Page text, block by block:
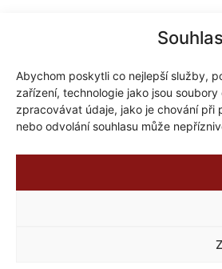
Abychom poskytli co nejlepší služby,
zařízení, technologie jako jsou
zpracovávat údaje, jako je chování při
nebo odvolání souhlasu může